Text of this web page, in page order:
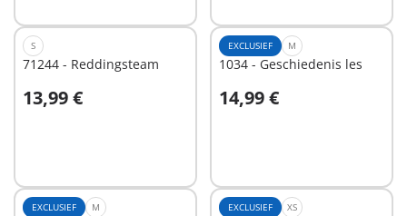
S
71244 - Reddingsteam
13,99 €
In winkelwagen
EXCLUSIEF M
1034 - Geschiedenis les
14,99 €
In winkelwagen
EXCLUSIEF M EXCLUSIEF XS